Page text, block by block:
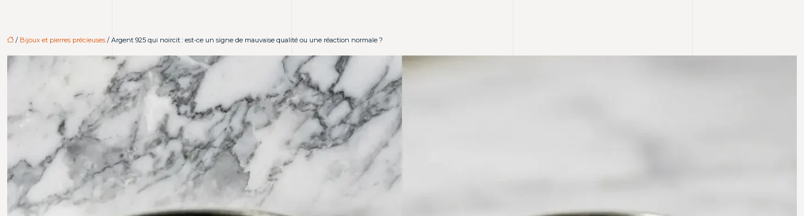
/ Bijoux et pierres précieuses / Argent 925 qui noircit : est-ce un signe de mauvaise qualité ou une réaction normale ?